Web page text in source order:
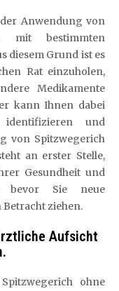
Anwendung von
mit bestimmten
diesem Grund ist es
Rat einzuholen,
Medikamente
kann Ihnen dabei
und
von Spitzwegerich
an erster Stelle,
Gesundheit und
bevor Sie neue
ziehen.
Aufsicht
ohne